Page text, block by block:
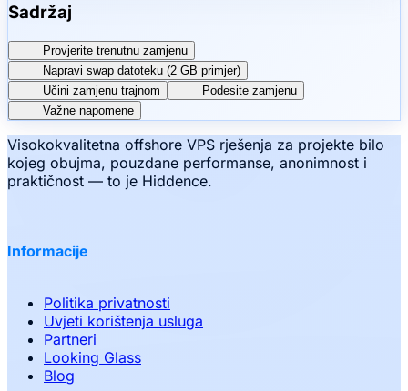
Sadržaj
Provjerite trenutnu zamjenu
Napravi swap datoteku (2 GB primjer)
Učini zamjenu trajnom
Podesite zamjenu
Važne napomene
Visokokvalitetna offshore VPS rješenja za projekte bilo
kojeg obujma, pouzdane performanse, anonimnost i
praktičnost — to je Hiddence.
Informacije
Politika privatnosti
Uvjeti korištenja usluga
Partneri
Looking Glass
Blog